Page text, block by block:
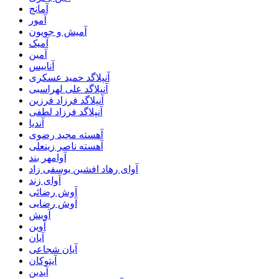
آمانج
آمور
آمیش و جویون
آمیک
آمین
آناییس
آنپلاگد حمید عسکری
آنپلاگد علی لهراسبی
آنپلاگد فرزاد فرزین
آنپلاگد فرزاد لطفی
آندیا
آهسته مجید رضوی
آهسته ناصر زینعلی
آوامهر بند
آوای رهاد افشین یوسفی زاد
آوای زند
آوش رضائی
آوش رضایی
آویش
آوین
آیان
آیان شجاعی
آیتوکان
آیدین